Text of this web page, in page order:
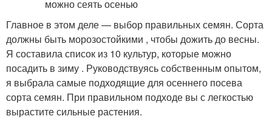
Главное в этом деле — выбор правильных семян. Сорта
должны быть морозостойкими , чтобы дожить до весны.
Я составила список из 10 культур, которые можно
посадить в зиму . Руководствуясь собственным опытом,
я выбрала самые подходящие для осеннего посева
сорта семян. При правильном подходе вы с легкостью
вырастите сильные растения.